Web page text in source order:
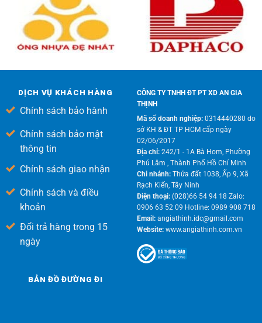
DỊCH VỤ KHÁCH HÀNG
Chính sách bảo hành
Chính sách bảo mật
thông tin
Chính sách giao nhận
Chính sách và điều
khoản
Đổi trả hàng trong 15
ngày
CÔNG TY TNHH ĐT PT XD AN GIA
THỊNH
Mã số doanh nghiệp:0314440280 do
sở KH & ĐT TP HCM cấp ngày
02/06/2017
Địa chỉ:242/1 - 1A Bà Hom, Phường
Phú Lâm , Thành Phố Hồ Chí Minh
Chi nhánh: Thửa đất 1038, Ấp 9, Xã
Rạch Kiến, Tây Ninh
Điện thoại:(028)66 54 94 18 Zalo:
0906 63 52 09 Hotline: 0989 908 718
Email:angiathinh.idc@gmail.com
Website:www.angiathinh.com.vn
BẢN ĐỒ ĐƯỜNG ĐI